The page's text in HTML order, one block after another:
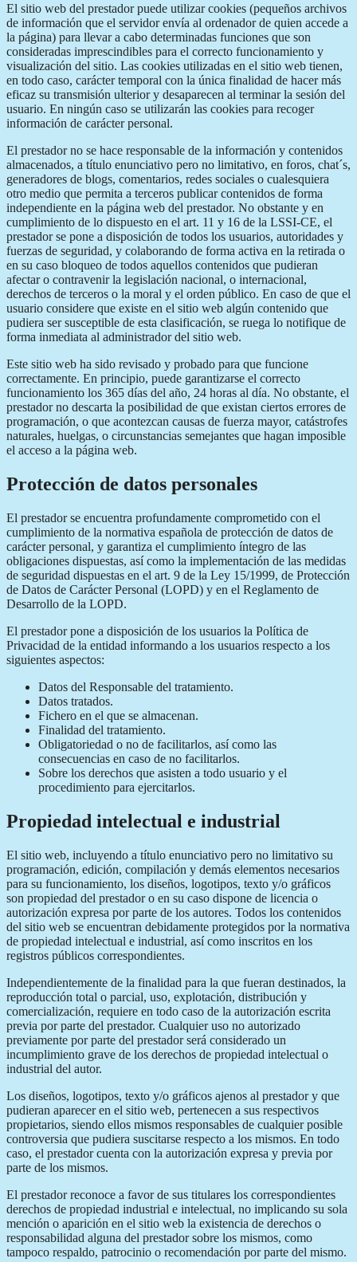
El sitio web del prestador puede utilizar cookies (pequeños archivos
de información que el servidor envía al ordenador de quien accede a
la página) para llevar a cabo determinadas funciones que son
consideradas imprescindibles para el correcto funcionamiento y
visualización del sitio. Las cookies utilizadas en el sitio web tienen,
en todo caso, carácter temporal con la única finalidad de hacer más
eficaz su transmisión ulterior y desaparecen al terminar la sesión del
usuario. En ningún caso se utilizarán las cookies para recoger
información de carácter personal.
El prestador no se hace responsable de la información y contenidos
almacenados, a título enunciativo pero no limitativo, en foros, chat´s,
generadores de blogs, comentarios, redes sociales o cualesquiera
otro medio que permita a terceros publicar contenidos de forma
independiente en la página web del prestador. No obstante y en
cumplimiento de lo dispuesto en el art. 11 y 16 de la LSSI-CE, el
prestador se pone a disposición de todos los usuarios, autoridades y
fuerzas de seguridad, y colaborando de forma activa en la retirada o
en su caso bloqueo de todos aquellos contenidos que pudieran
afectar o contravenir la legislación nacional, o internacional,
derechos de terceros o la moral y el orden público. En caso de que el
usuario considere que existe en el sitio web algún contenido que
pudiera ser susceptible de esta clasificación, se ruega lo notifique de
forma inmediata al administrador del sitio web.
Este sitio web ha sido revisado y probado para que funcione
correctamente. En principio, puede garantizarse el correcto
funcionamiento los 365 días del año, 24 horas al día. No obstante, el
prestador no descarta la posibilidad de que existan ciertos errores de
programación, o que acontezcan causas de fuerza mayor, catástrofes
naturales, huelgas, o circunstancias semejantes que hagan imposible
el acceso a la página web.
Protección de datos personales
El prestador se encuentra profundamente comprometido con el
cumplimiento de la normativa española de protección de datos de
carácter personal, y garantiza el cumplimiento íntegro de las
obligaciones dispuestas, así como la implementación de las medidas
de seguridad dispuestas en el art. 9 de la Ley 15/1999, de Protección
de Datos de Carácter Personal (LOPD) y en el Reglamento de
Desarrollo de la LOPD.
El prestador pone a disposición de los usuarios la Política de
Privacidad de la entidad informando a los usuarios respecto a los
siguientes aspectos:
Datos del Responsable del tratamiento.
Datos tratados.
Fichero en el que se almacenan.
Finalidad del tratamiento.
Obligatoriedad o no de facilitarlos, así como las
consecuencias en caso de no facilitarlos.
Sobre los derechos que asisten a todo usuario y el
procedimiento para ejercitarlos.
Propiedad intelectual e industrial
El sitio web, incluyendo a título enunciativo pero no limitativo su
programación, edición, compilación y demás elementos necesarios
para su funcionamiento, los diseños, logotipos, texto y/o gráficos
son propiedad del prestador o en su caso dispone de licencia o
autorización expresa por parte de los autores. Todos los contenidos
del sitio web se encuentran debidamente protegidos por la normativa
de propiedad intelectual e industrial, así como inscritos en los
registros públicos correspondientes.
Independientemente de la finalidad para la que fueran destinados, la
reproducción total o parcial, uso, explotación, distribución y
comercialización, requiere en todo caso de la autorización escrita
previa por parte del prestador. Cualquier uso no autorizado
previamente por parte del prestador será considerado un
incumplimiento grave de los derechos de propiedad intelectual o
industrial del autor.
Los diseños, logotipos, texto y/o gráficos ajenos al prestador y que
pudieran aparecer en el sitio web, pertenecen a sus respectivos
propietarios, siendo ellos mismos responsables de cualquier posible
controversia que pudiera suscitarse respecto a los mismos. En todo
caso, el prestador cuenta con la autorización expresa y previa por
parte de los mismos.
El prestador reconoce a favor de sus titulares los correspondientes
derechos de propiedad industrial e intelectual, no implicando su sola
mención o aparición en el sitio web la existencia de derechos o
responsabilidad alguna del prestador sobre los mismos, como
tampoco respaldo, patrocinio o recomendación por parte del mismo.